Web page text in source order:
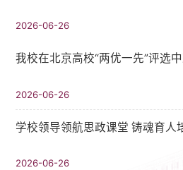
2026-06-26
我校在北京高校“两优一先”评选
2026-06-26
学校领导领航思政课堂 铸魂育人
2026-06-26